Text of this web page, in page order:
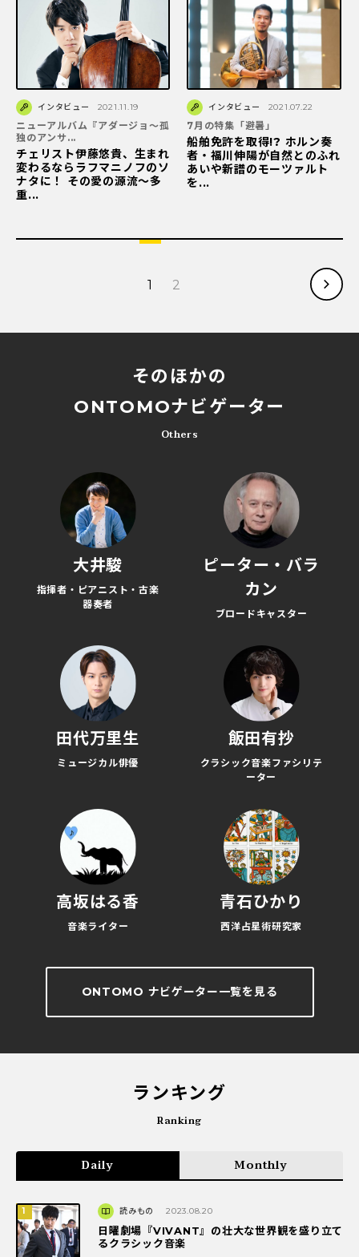
インタビュー 2021.11.19
ニューアルバム『アダージョ〜孤
独のアンサ...
チェリスト伊藤悠貴、生まれ
変わるならラフマニノフのソ
ナタに！ その愛の源流～多
重...
インタビュー 2021.07.22
7月の特集「避暑」
船舶免許を取得!? ホルン奏
者・福川伸陽が自然とのふれ
あいや新譜のモーツァルト
を...
1 2
そのほかの
ONTOMOナビゲーター
Others
大井駿
指揮者・ピアニスト・古楽
器奏者
ピーター・バラ
カン
ブロードキャスター
田代万里生
ミュージカル俳優
飯田有抄
クラシック音楽ファシリテ
ーター
高坂はる香
音楽ライター
青石ひかり
西洋占星術研究家
ONTOMO ナビゲーター一覧を見る
ランキング
Ranking
Daily Monthly
読みもの 2023.08.20
日曜劇場『VIVANT』の壮大な世界観を盛り立て
るクラシック音楽